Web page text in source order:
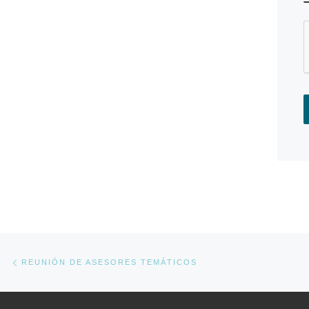
Navegador de artículos
Previous post
REUNIÓN DE ASESORES TEMÁTICOS